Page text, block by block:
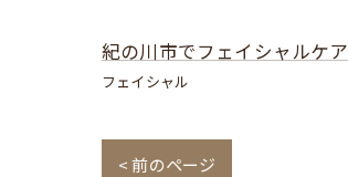
紀の川市でフェイシャルケア
フェイシャル
< 前のページ